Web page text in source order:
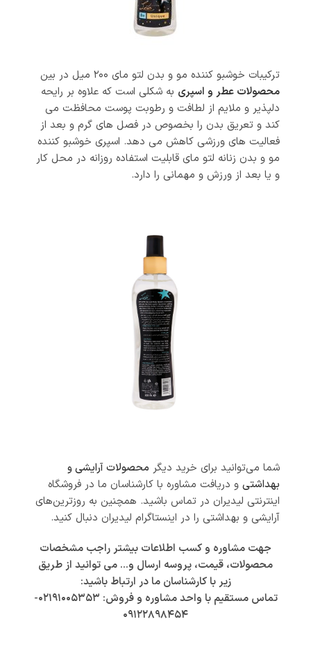
ترکیبات خوشبو کننده مو و بدن لتو مای ۲۰۰ میل در بین
محصولات عطر و اسپری به شکلی است که علاوه بر رایحه
دلپذیر و ملایم از لطافت و رطوبت پوست محافظت می
کند و تعریق بدن را بخصوص در فصل های گرم و بعد از
فعالیت های ورزشی کاهش می دهد. اسپری خوشبو کننده
مو و بدن زنانه لتو مای قابلیت استفاده روزانه در محل کار
و یا بعد از ورزش و مهمانی را دارد.
شما می‌توانید برای خرید دیگر محصولات آرایشی و
بهداشتی و دریافت مشاوره با کارشناسان ما در فروشگاه
اینترنتی لیدیران در تماس باشید. همچنین به روزترین‌های
آرایشی و بهداشتی را در اینستاگرام لیدیران دنبال کنید.
جهت مشاوره و کسب اطلاعات بیشتر راجب مشخصات
محصولات، قیمت، پروسه ارسال و… می توانید از طریق
زیر با کارشناسان ما در ارتباط باشید:
تماس مستقیم با واحد مشاوره و فروش: ۰۲۱۹۱۰۰۵۳۵۳-
۰۹۱۲۲۸۹۸۴۵۴